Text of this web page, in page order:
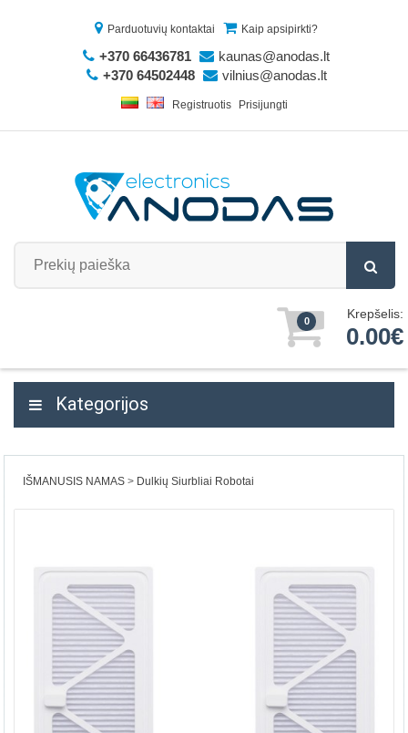
Parduotuvių kontaktai Kaip apsipirkti?
+370 66436781
kaunas@anodas.lt
+370 64502448
vilnius@anodas.lt
Registruotis Prisijungti
0 Krepšelis:
0.00€
Kategorijos
IŠMANUSIS NAMAS Dulkių Siurbliai Robotai